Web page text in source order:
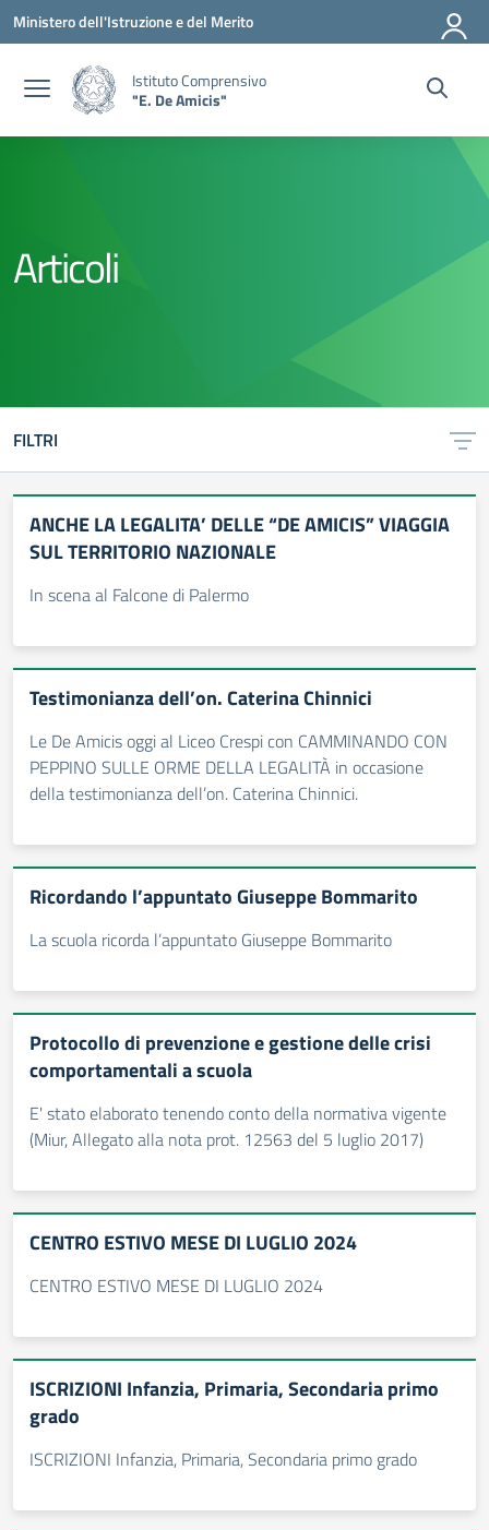
Vai ai contenuti
Vai al menu di navigazione
Vai al footer
Ministero dell'Istruzione e del Merito
Istituto Comprensivo
"E. De Amicis"
Articoli
FILTRI
ANCHE LA LEGALITA’ DELLE “DE AMICIS” VIAGGIA
SUL TERRITORIO NAZIONALE
In scena al Falcone di Palermo
Testimonianza dell’on. Caterina Chinnici
Le De Amicis oggi al Liceo Crespi con CAMMINANDO CON
PEPPINO SULLE ORME DELLA LEGALITÀ in occasione
della testimonianza dell’on. Caterina Chinnici.
Ricordando l’appuntato Giuseppe Bommarito
La scuola ricorda l’appuntato Giuseppe Bommarito
Protocollo di prevenzione e gestione delle crisi
comportamentali a scuola
E' stato elaborato tenendo conto della normativa vigente
(Miur, Allegato alla nota prot. 12563 del 5 luglio 2017)
CENTRO ESTIVO MESE DI LUGLIO 2024
CENTRO ESTIVO MESE DI LUGLIO 2024
ISCRIZIONI Infanzia, Primaria, Secondaria primo
grado
ISCRIZIONI Infanzia, Primaria, Secondaria primo grado